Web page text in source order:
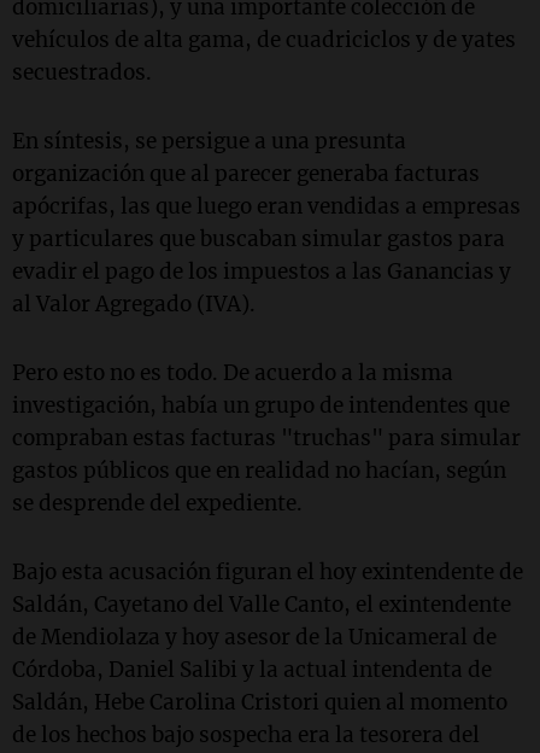
domiciliarias), y una importante colección de
vehículos de alta gama, de cuadriciclos y de yates
secuestrados.
En síntesis, se persigue a una presunta
organización que al parecer generaba facturas
apócrifas, las que luego eran vendidas a empresas
y particulares que buscaban simular gastos para
evadir el pago de los impuestos a las Ganancias y
al Valor Agregado (IVA).
Pero esto no es todo. De acuerdo a la misma
investigación, había un grupo de intendentes que
compraban estas facturas "truchas" para simular
gastos públicos que en realidad no hacían, según
se desprende del expediente.
Bajo esta acusación figuran el hoy exintendente de
Saldán, Cayetano del Valle Canto, el exintendente
de Mendiolaza y hoy asesor de la Unicameral de
Córdoba, Daniel Salibi y la actual intendenta de
Saldán, Hebe Carolina Cristori quien al momento
de los hechos bajo sospecha era la tesorera del